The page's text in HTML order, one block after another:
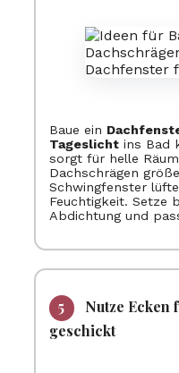
Baue ein
Tageslichtins Bad
sorgt für helle
Dachschrägen
Schwingfenster
Feuchtigkeit. Setze
Abdichtung und
Nutze Ecken
geschickt